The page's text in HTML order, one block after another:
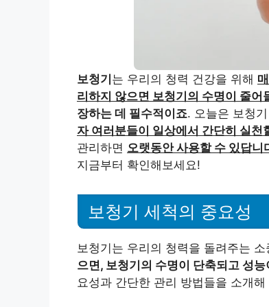
보청기 는 우리의 청력 건강을 위해
리하지 않으면 보청기의 수명이 줄어
장하는 데 필수적이죠. 오늘은 보청
자 여러분들이 일상에서 간단히 실
관리하면 오랫동안 사용할 수 있답니
지금부터 확인해보세요!
보청기 세척의 중요성
보청기는 우리의 청력을 돌려주는
으면, 보청기의 수명이 단축되고 성
요성과 간단한 관리 방법들을 소개